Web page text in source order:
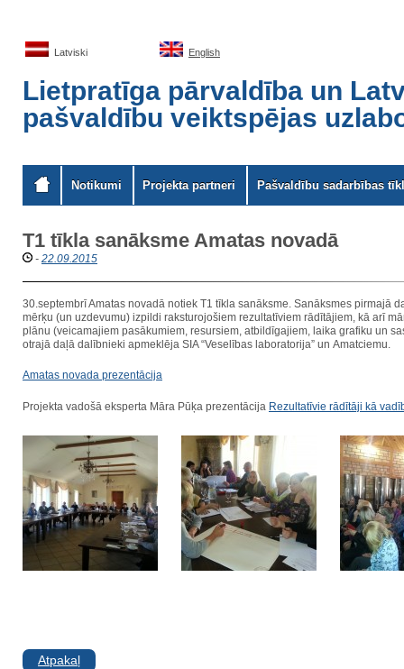
Latviski English
Lietpratīga pārvaldība un
pašvaldību veiktspējas
Notikumi Projekta partneri Pašvaldību sadarbības
T1 tīkla sanāksme Amatas novadā
- 22.09.2015
30.septembrī Amatas novadā notiek T1 tīkla sanāksme. Sanāksmes pirmajā
mērķu (un uzdevumu) izpildi raksturojošiem rezultatīviem rādītājiem, kā arī
plānu (veicamajiem pasākumiem, resursiem, atbildīgajiem, laika grafiku un
otrajā daļā dalībnieki apmeklēja SIA “Veselības laboratorija” un Amatciemu.
Amatas novada prezentācija
Projekta vadošā eksperta Māra Pūķa prezentācija Rezultatīvie rādītāji kā
Atpakaļ